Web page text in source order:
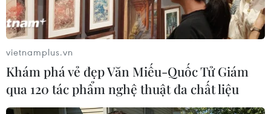
Kimmich ăn mừng cùng Hummels.
vietnamplus.vn
Khám phá vẻ đẹp Văn Miếu-Quốc Tử Giám
qua 120 tác phẩm nghệ thuật đa chất liệu